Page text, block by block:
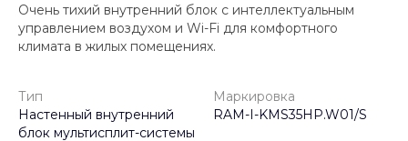
Очень тихий внутренний блок с интеллектуальным
управлением воздухом и Wi-Fi для комфортного
климата в жилых помещениях.
Тип
Настенный внутренний
блок мультисплит-системы
Маркировка
RAM-I-KMS35HP.W01/S